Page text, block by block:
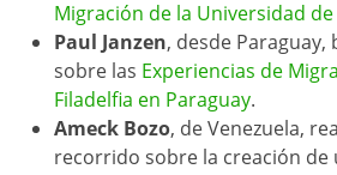
Migración de la Universidad de
Paul Janzen, desde
sobre las Experiencias de
Filadelfia en Paraguay.
Ameck Bozo, de Venezuela,
recorrido sobre la creación de